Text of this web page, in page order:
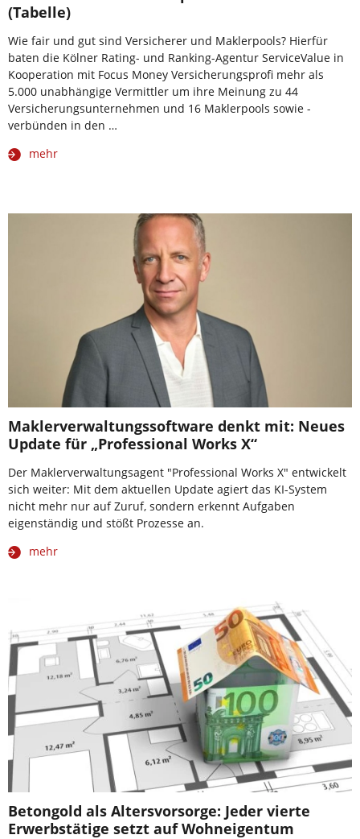
(Tabelle)
Wie fair und gut sind Versicherer und Maklerpools? Hierfür
baten die Kölner Rating- und Ranking-Agentur ServiceValue in
Kooperation mit Focus Money Versicherungsprofi mehr als
5.000 unabhängige Vermittler um ihre Meinung zu 44
Versicherungsunternehmen und 16 Maklerpools sowie -
verbünden in den …
mehr
Maklerverwaltungssoftware denkt mit: Neues
Update für „Professional Works X“
Der Maklerverwaltungsagent "Professional Works X" entwickelt
sich weiter: Mit dem aktuellen Update agiert das KI-System
nicht mehr nur auf Zuruf, sondern erkennt Aufgaben
eigenständig und stößt Prozesse an.
mehr
Betongold als Altersvorsorge: Jeder vierte
Erwerbstätige setzt auf Wohneigentum